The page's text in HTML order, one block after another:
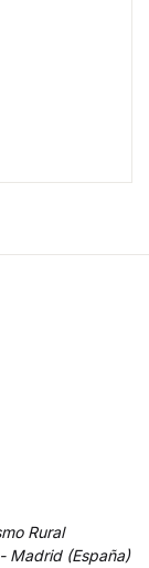
Rural
Madrid (España)